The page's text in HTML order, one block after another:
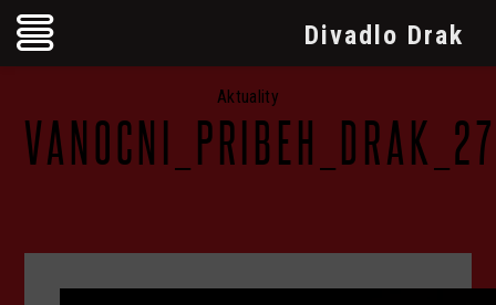
Aktuality
Divadlo Drak